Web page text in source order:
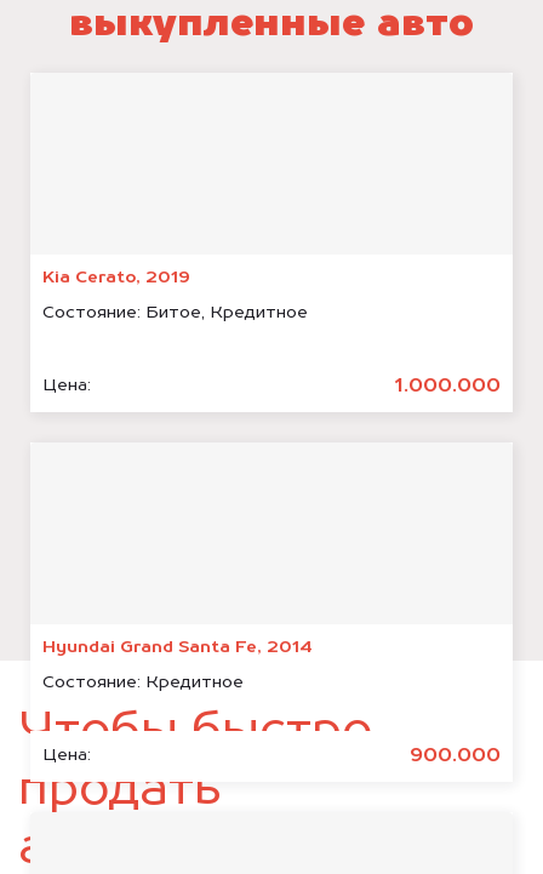
выкупленные авто
Kia Cerato, 2019
Состояние: Битое, Кредитное
Цена: 1.000.000
Hyundai Grand Santa Fe, 2014
Состояние: Кредитное
Цена: 900.000
Чтобы быстро
продать
автомобиль,